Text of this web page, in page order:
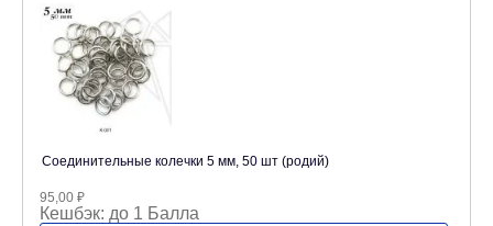
Соединительные колечки 5 мм, 50 шт (родий)
95,00 ₽
Кешбэк: до 1 Балла